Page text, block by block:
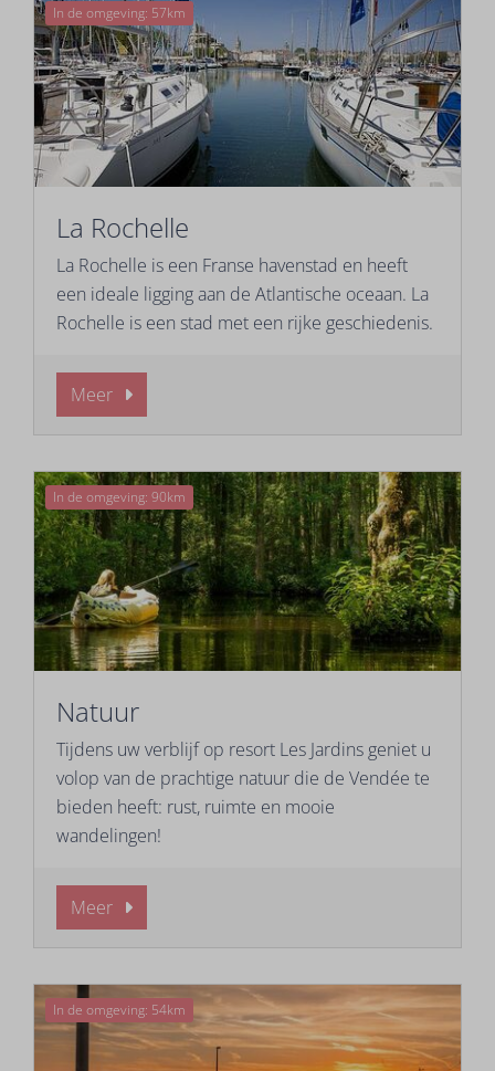
In de omgeving: 57km
La Rochelle
La Rochelle is een Franse havenstad en heeft
een ideale ligging aan de Atlantische oceaan. La
Rochelle is een stad met een rijke geschiedenis.
Meer
In de omgeving: 90km
Natuur
Tijdens uw verblijf op resort Les Jardins geniet u
volop van de prachtige natuur die de Vendée te
bieden heeft: rust, ruimte en mooie
wandelingen!
Meer
In de omgeving: 54km